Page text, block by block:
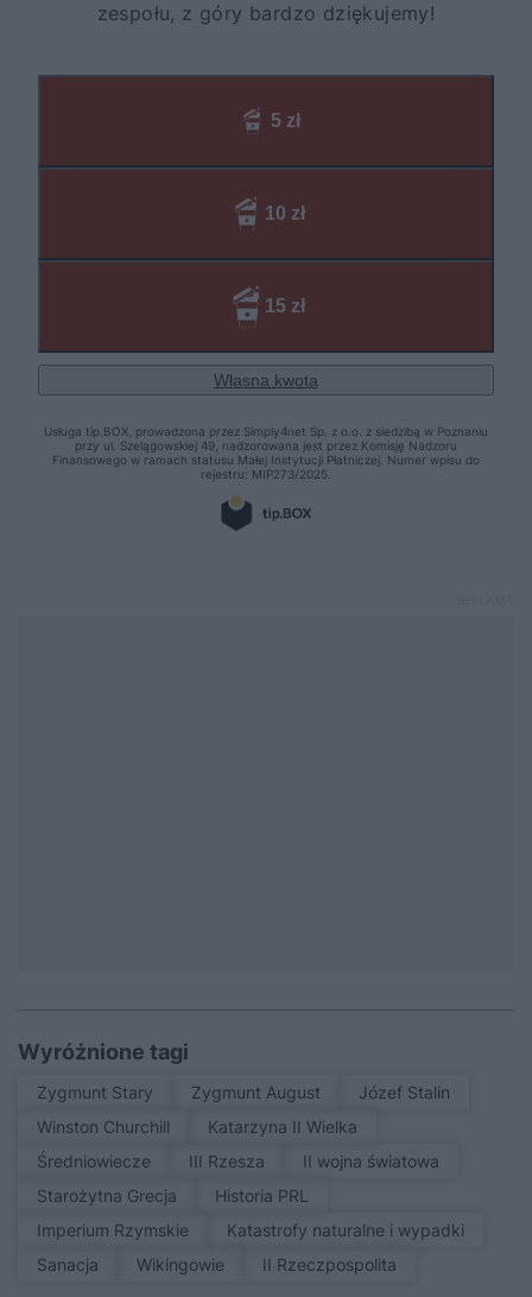
Wyróżnione tagi
Zygmunt Stary Zygmunt August
Józef Stalin
Winston Churchill
Katarzyna II Wielka
średniowiecze
III Rzesza
II wojna światowa
Starożytna Grecja
Historia PRL
Imperium Rzymskie
Katastrofy naturalne i wypadki
sanacja
Wikingowie II Rzeczpospolita